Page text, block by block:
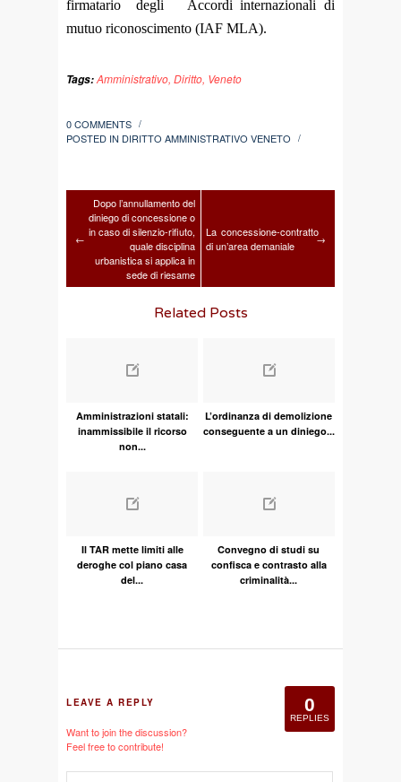
firmatario degli Accordi internazionali di
mutuo riconoscimento (IAF MLA).
Tags:Amministrativo, Diritto, Veneto
0 COMMENTS /
POSTED IN DIRITTO AMMINISTRATIVO VENETO /
←
Dopo l’annullamento del
diniego di concessione o
in caso di silenzio-rifiuto,
quale disciplina
urbanistica si applica in
sede di riesame
La concessione-contratto
di un’area demaniale
→
Related Posts
Amministrazioni statali:
inammissibile il ricorso
non...
L’ordinanza di demolizione
conseguente a un diniego...
Il TAR mette limiti alle
deroghe col piano casa
del...
Convegno di studi su
confisca e contrasto alla
criminalità...
0
REPLIES
LEAVE A REPLY
Want to join the discussion?
Feel free to contribute!